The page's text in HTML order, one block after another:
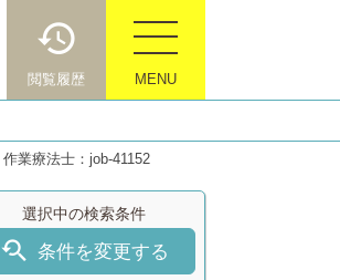
MENU
閲覧履歴
業療法士：job-41152
選択中の検索条件
 条件を変更する